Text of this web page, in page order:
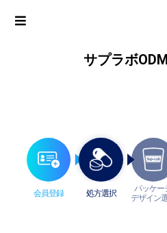
サプラボ
会員登録 処方選択
パッケー
デザイン